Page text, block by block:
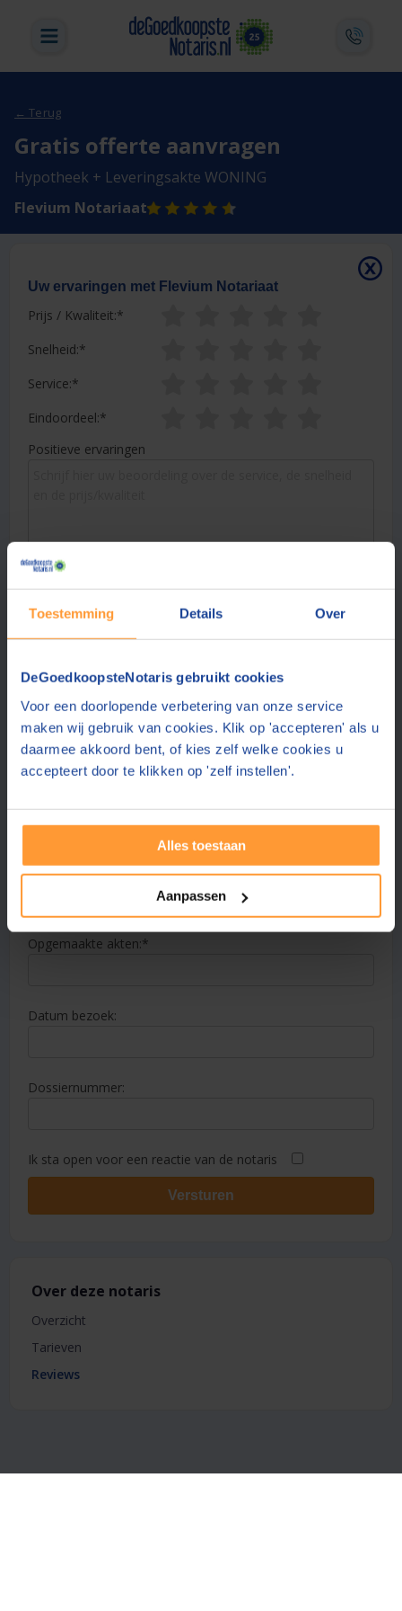
Toestemming Details Over
DeGoedkoopsteNotaris gebruikt cookies
Voor een doorlopende verbetering van onze service
maken wij gebruik van cookies. Klik op 'accepteren' als u
daarmee akkoord bent, of kies zelf welke cookies u
accepteert door te klikken op 'zelf instellen'.
Alles toestaan
Aanpassen
← Terug
Gratis offerte aanvragen
Hypotheek + Leveringsakte WONING
Flevium Notariaat
Uw ervaringen met Flevium Notariaat
Prijs / Kwaliteit:
Snelheid:
Service:
Eindoordeel:
Positieve ervaringen
Naam:
E-mailadres:
Opgemaakte akten:
Datum bezoek:
Dossiernummer:
Ik sta open voor een reactie van de notaris
Versturen
Over deze notaris
Overzicht
Tarieven
Reviews